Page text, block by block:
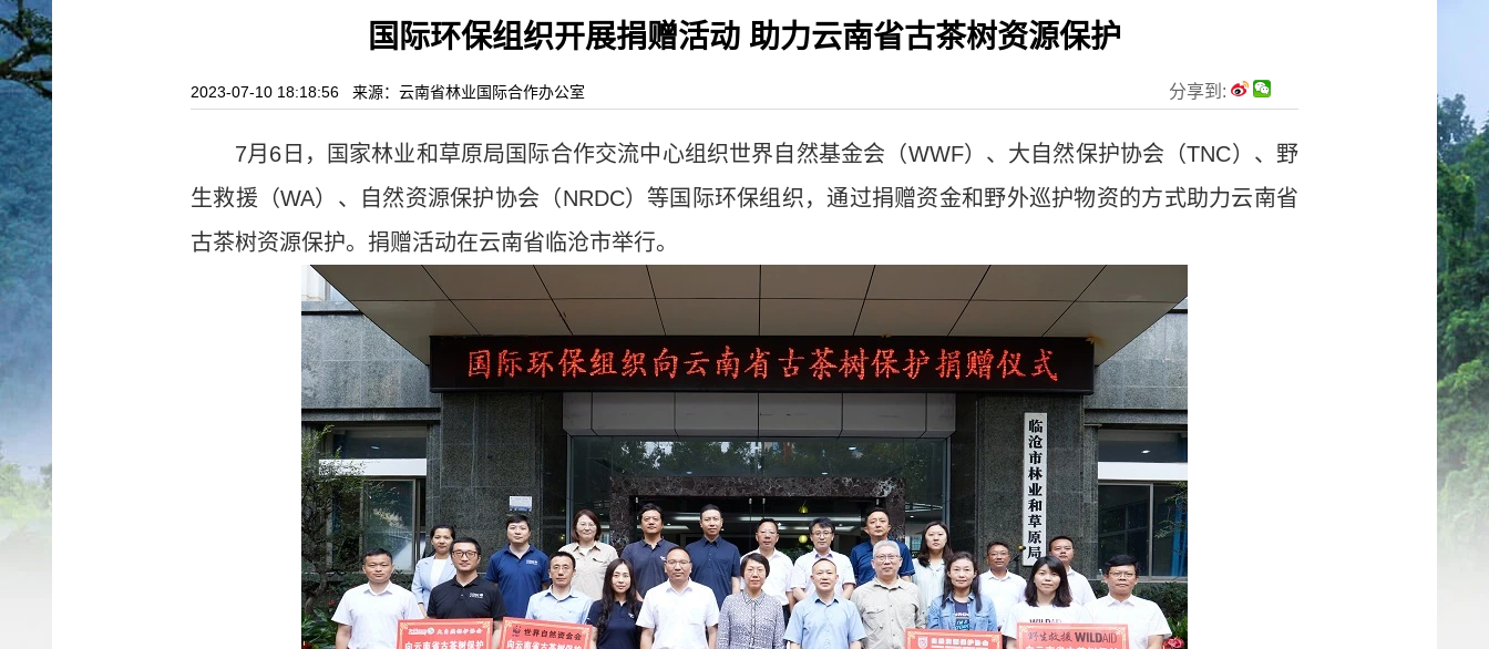
国际环保组织开展捐赠活动 助力云南省古茶树资源保护
2023-07-10 18:18:56 来源：云南省林业国际合作办公室 分享到:
7月6日，国家林业和草原局国际合作交流中心组织世界自然基金会（WWF）、大自然保护协会（TNC）、野
生救援（WA）、自然资源保护协会（NRDC）等国际环保组织，通过捐赠资金和野外巡护物资的方式助力云南省
古茶树资源保护。捐赠活动在云南省临沧市举行。